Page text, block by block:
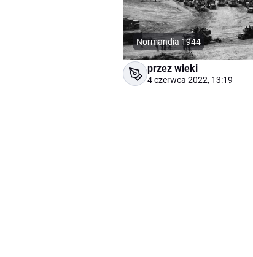
Normandia 1944
przez wieki
4 czerwca 2022, 13:19